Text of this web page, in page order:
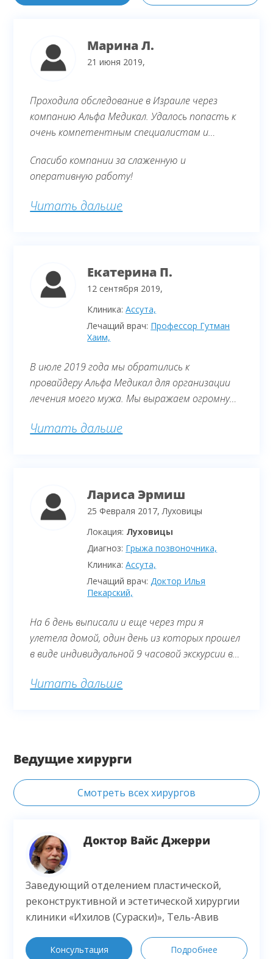
Марина Л.
21 июня 2019,
Проходила обследование в Израиле через
компанию Альфа Медикал. Удалось попасть к
очень компетентным специалистам и
обследования. Диагноз, поставленный
нашими врачами, не подтвердился.
Спасибо компании за слаженную и
оперативную работу!
Читать дальше
Екатерина П.
12 сентября 2019,
Клиника:Ассута,
Лечащий врач: Профессор Гутман
Хаим,
В июле 2019 года мы обратились к
провайдеру Альфа Медикал для организации
лечения моего мужа. Мы выражаем огромную
работу. Все на высшем уровне. Операция
Он ответил на все наши вопросы, а их было
очень много, мы заранее приготовили список.
Читать дальше
Лариса Эрмиш
25 Февраля 2017, Луховицы
Локация: Луховицы
Диагноз: Грыжа позвоночника,
Клиника:Ассута,
Лечащий врач:Доктор Илья
Пекарский,
На 6 день выписали и еще через три я
улетела домой, один день из которых прошел
в виде индивидуальной 9 часовой экскурсии в
посторонних)!!!! В заключении хотелось бы
Агенту — Alfa Medical Group за организацию
моего лечения и экскурсию по Святым
Читать дальше
Ведущие хирурги
Смотреть всех хирургов
Доктор Вайс Джерри
Заведующий отделением пластической,
реконструктивной и эстетической хирургии
клиники «Ихилов (Сураски)», Тель-Авив
Консультация Подробнее